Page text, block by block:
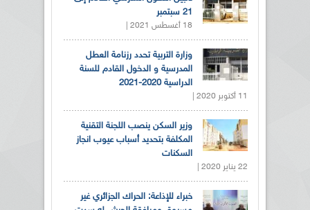
21 سبتمبر
18 أغسطس 2021 |
وزارة التربية تحدد رزنامة العطل
المدرسية و الدخول القادم للسنة
الدراسية 2020-2021
11 أكتوبر 2020 |
وزير السكن ينصب اللجنة التقنية
المكلفة بتحديد أسباب عيوب انجاز
السكنات
22 يناير 2020 |
خبراء للإذاعة: الحراك الجزائري غير